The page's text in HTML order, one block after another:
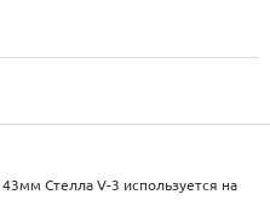
Стелла V-3 используется на